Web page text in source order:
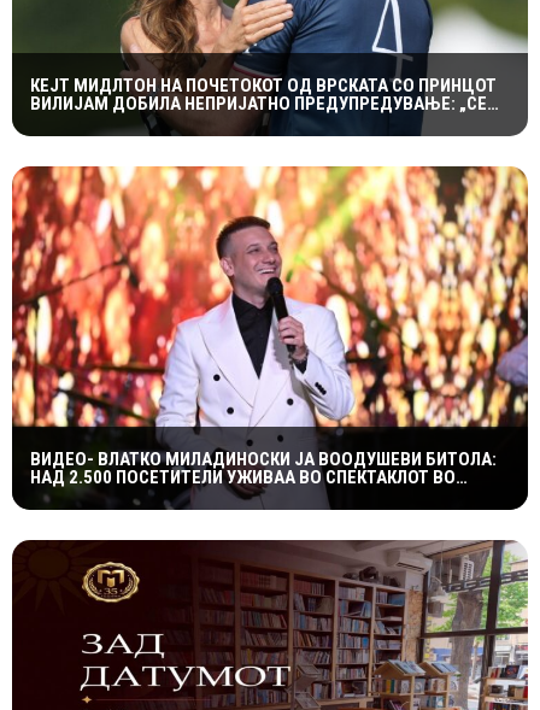
КЕЈТ МИДЛТОН НА ПОЧЕТОКОТ ОД ВРСКАТА СО ПРИНЦОТ
ВИЛИЈАМ ДОБИЛА НЕПРИЈАТНО ПРЕДУПРЕДУВАЊЕ: „СЕ
МАЖИШ ВО ПОГРЕШНО СЕМЕЈСТВО“
ВИДЕО- ВЛАТКО МИЛАДИНОСКИ ЈА ВООДУШЕВИ БИТОЛА:
НАД 2.500 ПОСЕТИТЕЛИ УЖИВАА ВО СПЕКТАКЛОТ ВО
ХЕРАКЛЕЈА